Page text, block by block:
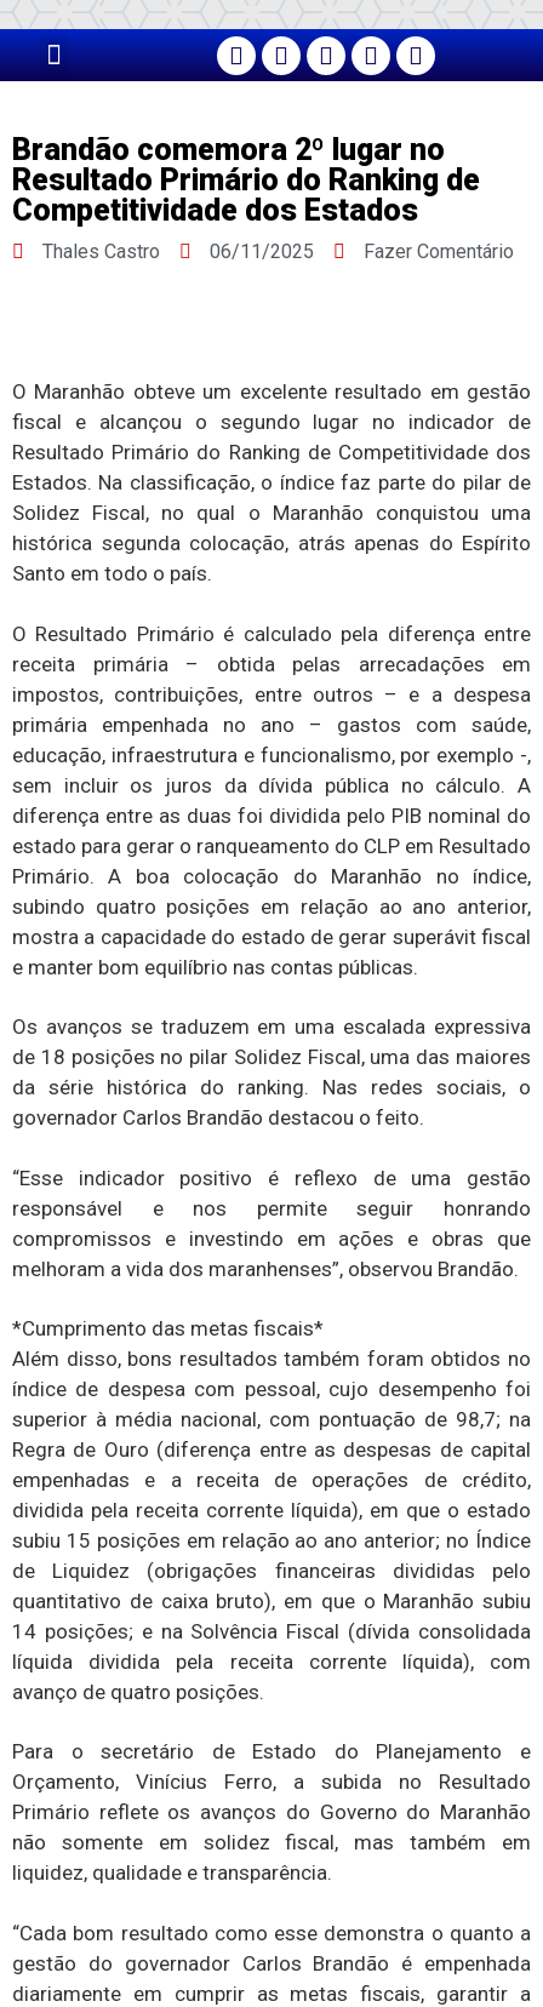
Brandão comemora 2º lugar no
Resultado Primário do Ranking de
Competitividade dos Estados
Thales Castro 06/11/2025 Fazer Comentário
O Maranhão obteve um excelente resultado em gestão
fiscal e alcançou o segundo lugar no indicador de
Resultado Primário do Ranking de Competitividade dos
Estados. Na classificação, o índice faz parte do pilar de
Solidez Fiscal, no qual o Maranhão conquistou uma
histórica segunda colocação, atrás apenas do Espírito
Santo em todo o país.
O Resultado Primário é calculado pela diferença entre
receita primária – obtida pelas arrecadações em
impostos, contribuições, entre outros – e a despesa
primária empenhada no ano – gastos com saúde,
educação, infraestrutura e funcionalismo, por exemplo -,
sem incluir os juros da dívida pública no cálculo. A
diferença entre as duas foi dividida pelo PIB nominal do
estado para gerar o ranqueamento do CLP em Resultado
Primário. A boa colocação do Maranhão no índice,
subindo quatro posições em relação ao ano anterior,
mostra a capacidade do estado de gerar superávit fiscal
e manter bom equilíbrio nas contas públicas.
Os avanços se traduzem em uma escalada expressiva
de 18 posições no pilar Solidez Fiscal, uma das maiores
da série histórica do ranking. Nas redes sociais, o
governador Carlos Brandão destacou o feito.
“Esse indicador positivo é reflexo de uma gestão
responsável e nos permite seguir honrando
compromissos e investindo em ações e obras que
melhoram a vida dos maranhenses”, observou Brandão.
*Cumprimento das metas fiscais*
Além disso, bons resultados também foram obtidos no
índice de despesa com pessoal, cujo desempenho foi
superior à média nacional, com pontuação de 98,7; na
Regra de Ouro (diferença entre as despesas de capital
empenhadas e a receita de operações de crédito,
dividida pela receita corrente líquida), em que o estado
subiu 15 posições em relação ao ano anterior; no Índice
de Liquidez (obrigações financeiras divididas pelo
quantitativo de caixa bruto), em que o Maranhão subiu
14 posições; e na Solvência Fiscal (dívida consolidada
líquida dividida pela receita corrente líquida), com
avanço de quatro posições.
Para o secretário de Estado do Planejamento e
Orçamento, Vinícius Ferro, a subida no Resultado
Primário reflete os avanços do Governo do Maranhão
não somente em solidez fiscal, mas também em
liquidez, qualidade e transparência.
“Cada bom resultado como esse demonstra o quanto a
gestão do governador Carlos Brandão é empenhada
diariamente em cumprir as metas fiscais, garantir a